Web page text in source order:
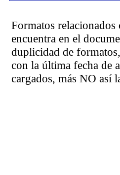
Formatos
encuentra en el
duplicidad de
con la última fecha de
cargados, más NO